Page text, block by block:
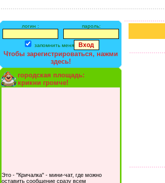
логин : пароль:
запомнить меня
Чтобы зарегистрироваться, нажми
здесь!
городская площадь:
крикни громче!
Это - "Кричалка" - мини-чат, где можно
оставить сообщение сразу всем